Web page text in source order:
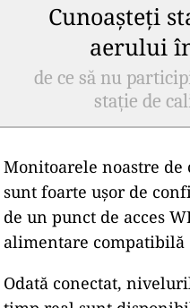
Cunoașteți
aerului
de ce să nu
stație de
Monitoarele noastre
sunt foarte ușor de
de un punct de acces
alimentare compatibilă
Odată conectat,